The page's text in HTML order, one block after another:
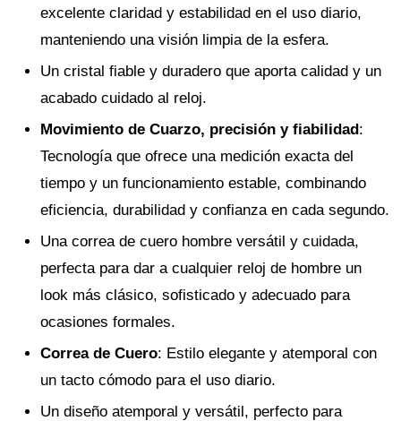
excelente claridad y estabilidad en el uso diario,
manteniendo una visión limpia de la esfera.
Un cristal fiable y duradero que aporta calidad y un
acabado cuidado al reloj.
Movimiento de Cuarzo, precisión y fiabilidad:
Tecnología que ofrece una medición exacta del
tiempo y un funcionamiento estable, combinando
eficiencia, durabilidad y confianza en cada segundo.
Una correa de cuero hombre versátil y cuidada,
perfecta para dar a cualquier reloj de hombre un
look más clásico, sofisticado y adecuado para
ocasiones formales.
Correa de Cuero: Estilo elegante y atemporal con
un tacto cómodo para el uso diario.
Un diseño atemporal y versátil, perfecto para